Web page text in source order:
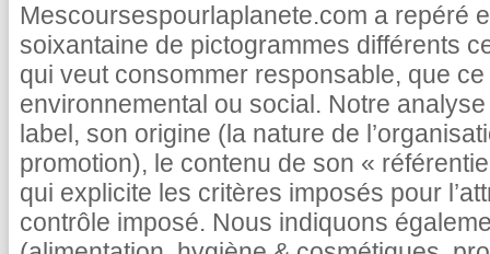
Mescoursespourlaplanete.com a repéré
soixantaine de pictogrammes différents
qui veut consommer responsable, que ce
environnemental ou social. Notre
label, son origine (la nature de
promotion), le contenu de son «
qui explicite les critères imposés pour
contrôle imposé. Nous indiquons